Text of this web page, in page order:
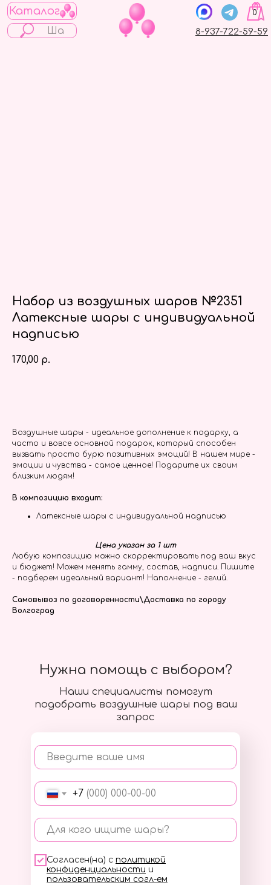
Каталог
8-937-722-59-59
0
Набор из воздушных шаров №2351
Латексные шары с индивидуальной
надписью
170,00 р.
Воздушные шары - идеальное дополнение к подарку, а
часто и вовсе основной подарок, который способен
вызвать просто бурю позитивных эмоций! В нашем мире -
эмоции и чувства - самое ценное! Подарите их своим
близким людям!
В композицию входит:
Латексные шары с индивидуальной надписью
Цена указан за 1 шт
Любую композицию можно скорректировать под ваш вкус
и бюджет! Можем менять гамму, состав, надписи. Пишите
- подберем идеальный вариант! Наполнение - гелий.
Самовывоз по договоренности\Доставка по городу
Волгоград
Наши специалисты помогут
подобрать воздушные шары под ваш
запрос
Введите ваше имя
+7
Для кого ищите шары?
Согласен(на) с политикой
конфиденциальности и
пользовательским согл-ем
Нужна помощь с выбором?